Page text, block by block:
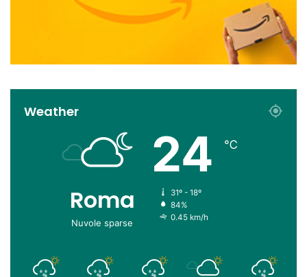
Weather
Roma
Nuvole sparse
24 ℃
31º - 18º
84%
0.45 km/h